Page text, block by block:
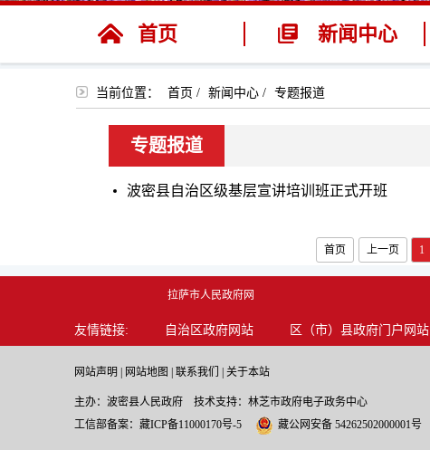
首页 新闻中心
当前位置： 首页 / 新闻中心 / 专题报道
专题报道
波密县自治区级基层宣讲培训班正式开班
首页 上一页 1
拉萨市人民政府网
友情链接: 自治区政府网站 区（市）县政府门户网站
网站声明 | 网站地图 | 联系我们 | 关于本站
主办：波密县人民政府 技术支持：林芝市政府电子政务中心
工信部备案： 藏ICP备11000170号-5 藏公网安备 54262502000001号